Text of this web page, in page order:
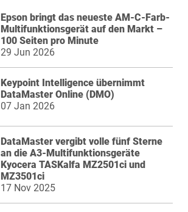
Epson bringt das neueste AM-C-Farb-
Multifunktionsgerät auf den Markt –
100 Seiten pro Minute
29 Jun 2026
Keypoint Intelligence übernimmt
DataMaster Online (DMO)
07 Jan 2026
DataMaster vergibt volle fünf Sterne
an die A3-Multifunktionsgeräte
Kyocera TASKalfa MZ2501ci und
MZ3501ci
17 Nov 2025